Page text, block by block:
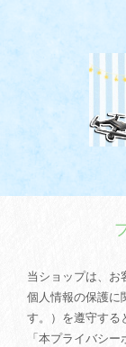
当ショップは、お
個人情報の保護に
す。）を遵守する
「本プライバシ